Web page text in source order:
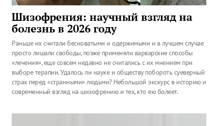
Шизофрения: научный взгляд на
болезнь в 2026 году
Раньше их считали бесноватыми и одержимыми и в лучшем случае
просто лишали свободы, позже применяли варварские способы
«лечения», еще совсем недавно не считались с их мнением при
выборе терапии. Удалось ли науке и обществу побороть суеверный
страх перед «странными» людьми? Небольшой экскурс в историю и
современный взгляд на шизофрению и тех, кто ею болеет.